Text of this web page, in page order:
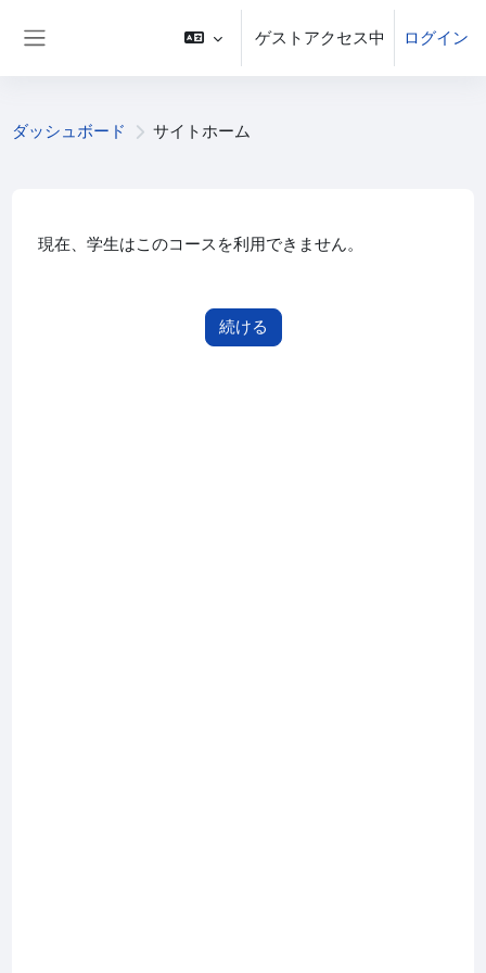
メインコンテンツへスキップする
ゲストアクセス中 ログイン
ダッシュボード サイトホーム
現在、学生はこのコースを利用できません。
続ける